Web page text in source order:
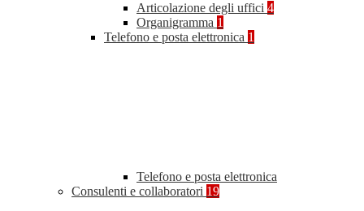
Articolazione degli uffici 4
Organigramma 1
Telefono e posta elettronica 1
Telefono e posta elettronica
Consulenti e collaboratori 19